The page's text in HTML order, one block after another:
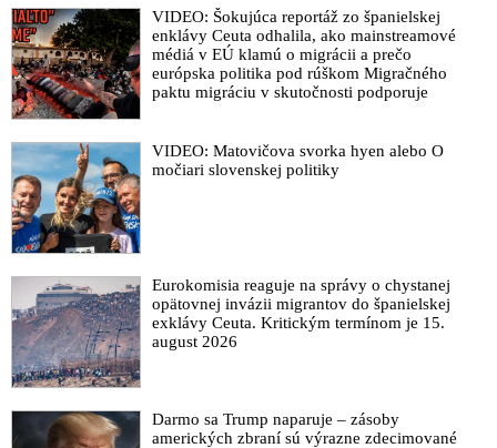
VIDEO: Šokujúca reportáž zo španielskej
enklávy Ceuta odhalila, ako mainstreamové
médiá v EÚ klamú o migrácii a prečo
európska politika pod rúškom Migračného
paktu migráciu v skutočnosti podporuje
VIDEO: Matovičova svorka hyen alebo O
močiari slovenskej politiky
Eurokomisia reaguje na správy o chystanej
opätovnej invázii migrantov do španielskej
exklávy Ceuta. Kritickým termínom je 15.
august 2026
Darmo sa Trump naparuje – zásoby
amerických zbraní sú výrazne zdecimované